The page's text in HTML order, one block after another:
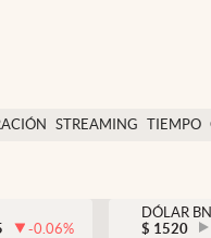
STREAMING TIEMPO
México
-0.06%
DÓLAR
$ 1520